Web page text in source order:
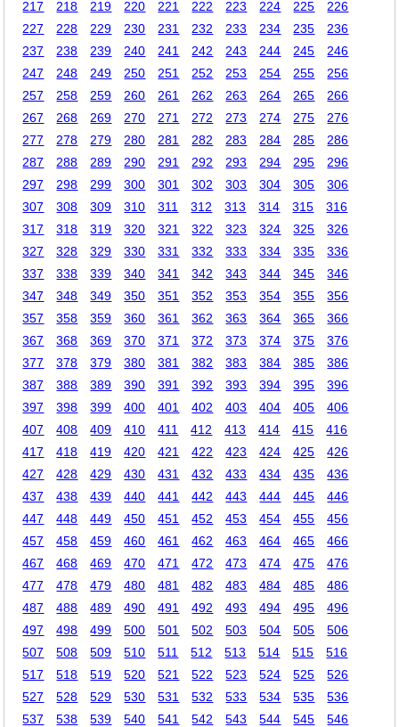
217 218 219 220 221 222 223 224 225
226
227
228 229 230 231 232 233 234 235
236
237
238 239 240 241 242 243 244 245
246
247
248 249 250 251 252 253 254 255
256
257
258 259 260 261 262 263 264 265
266
267
268 269 270 271 272 273 274 275
276
277
278 279 280 281 282 283 284 285
286
287
288 289 290 291 292 293 294 295
296
297
298 299 300 301 302 303 304 305
306
307
308 309 310 311 312 313 314 315
316
317
318 319 320 321 322 323 324 325
326
327
328 329 330 331 332 333 334 335
336
337
338 339 340 341 342 343 344 345
346
347
348 349 350 351 352 353 354 355
356
357
358 359 360 361 362 363 364 365
366
367
368 369 370 371 372 373 374 375
376
377
378 379 380 381 382 383 384 385
386
387
388 389 390 391 392 393 394 395
396
397
398 399 400 401 402 403 404 405
406
407
408 409 410 411 412 413 414 415
416
417
418 419 420 421 422 423 424 425
426
427
428 429 430 431 432 433 434 435
436
437
438 439 440 441 442 443 444 445
446
447
448 449 450 451 452 453 454 455
456
457
458 459 460 461 462 463 464 465
466
467
468 469 470 471 472 473 474 475
476
477
478 479 480 481 482 483 484 485
486
487
488 489 490 491 492 493 494 495
496
497
498 499 500 501 502 503 504 505
506
507
508 509 510 511 512 513 514 515
516
517
518 519 520 521 522 523 524 525
526
527
528 529 530 531 532 533 534 535
536
537
538 539 540 541 542 543 544 545
546